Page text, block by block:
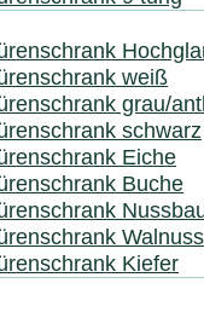
weiß
grau/
schwarz
Eiche
Buche
Walnuss
Kiefer